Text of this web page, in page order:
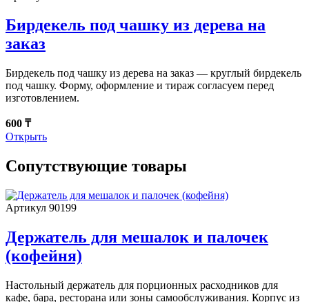
Бирдекель под чашку из дерева на
заказ
Бирдекель под чашку из дерева на заказ — круглый бирдекель
под чашку. Форму, оформление и тираж согласуем перед
изготовлением.
600 ₸
Открыть
Сопутствующие товары
Артикул 90199
Держатель для мешалок и палочек
(кофейня)
Настольный держатель для порционных расходников для
кафе, бара, ресторана или зоны самообслуживания. Корпус из